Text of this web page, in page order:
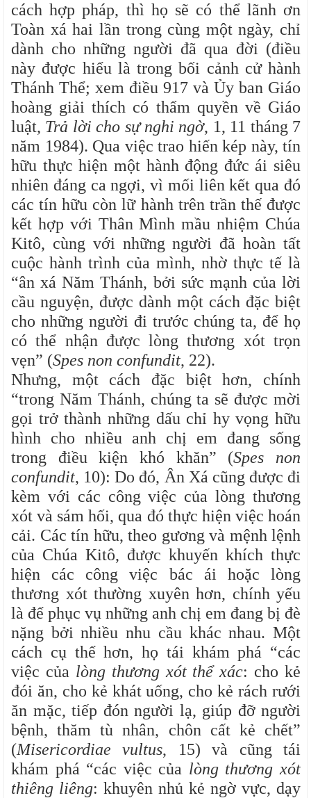
cách hợp pháp, thì họ sẽ có thể lãnh ơn
Toàn xá hai lần trong cùng một ngày, chỉ
dành cho những người đã qua đời (điều
này được hiểu là trong bối cảnh cử hành
Thánh Thể; xem điều 917 và Ủy ban Giáo
hoàng giải thích có thẩm quyền về Giáo
luật, Trả lời cho sự nghi ngờ, 1, 11 tháng 7
năm 1984). Qua việc trao hiến kép này, tín
hữu thực hiện một hành động đức ái siêu
nhiên đáng ca ngợi, vì mối liên kết qua đó
các tín hữu còn lữ hành trên trần thế được
kết hợp với Thân Mình mầu nhiệm Chúa
Kitô, cùng với những người đã hoàn tất
cuộc hành trình của mình, nhờ thực tế là
“ân xá Năm Thánh, bởi sức mạnh của lời
cầu nguyện, được dành một cách đặc biệt
cho những người đi trước chúng ta, để họ
có thể nhận được lòng thương xót trọn
vẹn” (Spes non confundit, 22).
Nhưng, một cách đặc biệt hơn, chính
“trong Năm Thánh, chúng ta sẽ được mời
gọi trở thành những dấu chỉ hy vọng hữu
hình cho nhiều anh chị em đang sống
trong điều kiện khó khăn” (Spes non
confundit, 10): Do đó, Ân Xá cũng được đi
kèm với các công việc của lòng thương
xót và sám hối, qua đó thực hiện việc hoán
cải. Các tín hữu, theo gương và mệnh lệnh
của Chúa Kitô, được khuyến khích thực
hiện các công việc bác ái hoặc lòng
thương xót thường xuyên hơn, chính yếu
là để phục vụ những anh chị em đang bị đè
nặng bởi nhiều nhu cầu khác nhau. Một
cách cụ thể hơn, họ tái khám phá “các
việc của lòng thương xót thể xác: cho kẻ
đói ăn, cho kẻ khát uống, cho kẻ rách rưới
ăn mặc, tiếp đón người lạ, giúp đỡ người
bệnh, thăm tù nhân, chôn cất kẻ chết”
(Misericordiae vultus, 15) và
cũng tái
khám phá “các việc của lòng thương xót
thiêng liêng: khuyên nhủ kẻ ngờ vực, dạy